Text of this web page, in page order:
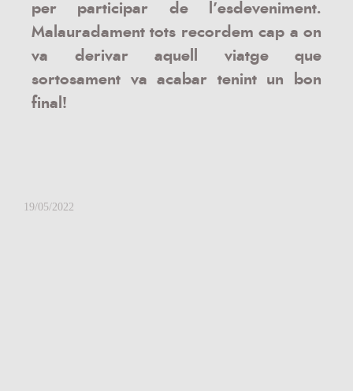
per participar de l’esdeveniment.
Malauradament tots recordem cap a on
va derivar aquell viatge que
sortosament va acabar tenint un bon
final!
19/05/2022